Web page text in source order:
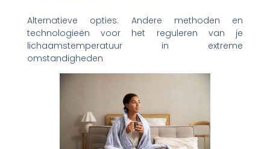
Alternatieve opties: Andere methoden en
technologieën voor het reguleren van je
lichaamstemperatuur in extreme
omstandigheden